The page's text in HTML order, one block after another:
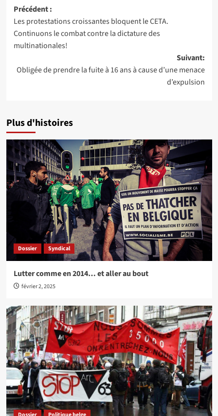
Navigation
d’article
Précédent :
Les protestations croissantes bloquent le CETA.
Continuons le combat contre la dictature des
multinationales!
Suivant:
Obligée de prendre la fuite à 16 ans à cause d’une menace
d’expulsion
Plus d'histoires
Dossier Syndical
Lutter comme en 2014… et aller au bout
février 2, 2025